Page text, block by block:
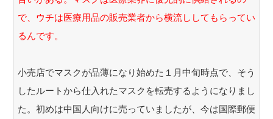
で、ウチは医療用品の販売業者から横流ししてもらってい
るんです。
小売店でマスクが品薄になり始めた１月中旬時点で、そう
したルートから仕入れたマスクを転売するようになりまし
た。初めは中国人向けに売っていましたが、今は国際郵便